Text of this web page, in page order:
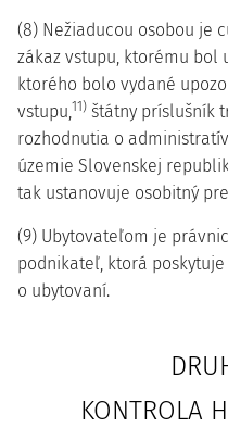
(8) Nežiaducou osobou je
zákaz vstupu, ktorému bol
ktorého bolo vydané
vstupu,11) štátny príslušník
rozhodnutia o
územie Slovenskej
tak ustanovuje osobitný
(9) Ubytovateľom je
podnikateľ, ktorá
o ubytovaní.
KONTROLA